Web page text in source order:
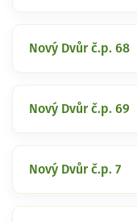
Nový Dvůr č.p. 68
Nový Dvůr č.p. 69
Nový Dvůr č.p. 7